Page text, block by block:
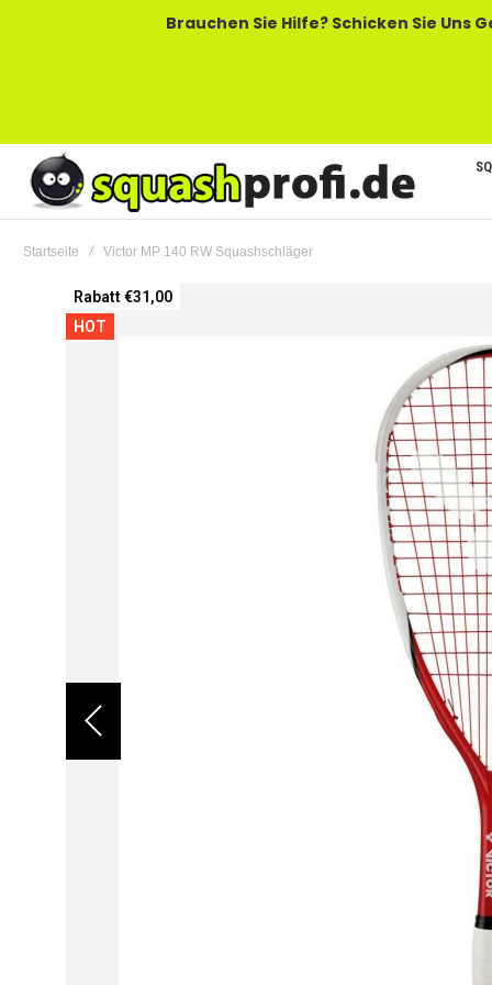
Brauchen Sie Hilfe? Schicken Sie Uns Gerne
Startseite Victor MP 140 RW Squashschläger
Zum
Ende
der
Rabatt €31,00
HOT